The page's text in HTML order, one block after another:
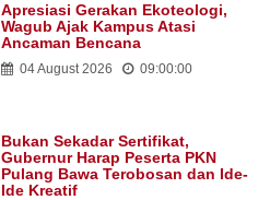
Apresiasi Gerakan Ekoteologi,
Wagub Ajak Kampus Atasi
Ancaman Bencana
04 August 2026 09:00:00
Bukan Sekadar Sertifikat,
Gubernur Harap Peserta PKN
Pulang Bawa Terobosan dan Ide-
Ide Kreatif